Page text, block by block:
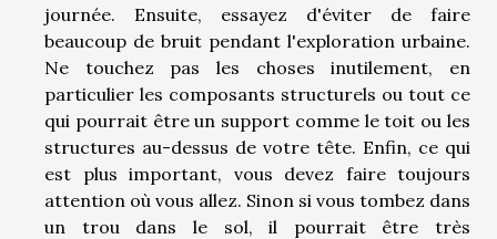
journée. Ensuite, essayez d'éviter de faire
beaucoup de bruit pendant l'exploration urbaine.
Ne touchez pas les choses inutilement, en
particulier les composants structurels ou tout ce
qui pourrait être un support comme le toit ou les
structures au-dessus de votre tête. Enfin, ce qui
est plus important, vous devez faire toujours
attention où vous allez. Sinon si vous tombez dans
un trou dans le sol, il pourrait être très